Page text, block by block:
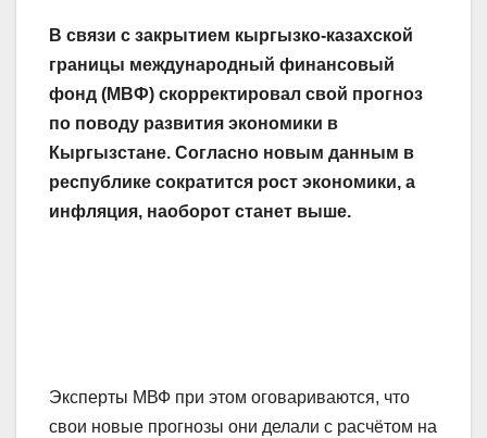
В связи с закрытием кыргызко-казахской
границы международный финансовый
фонд (МВФ) скорректировал свой прогноз
по поводу развития экономики в
Кыргызстане. Согласно новым данным в
республике сократится рост экономики, а
инфляция, наоборот станет выше.
Эксперты МВФ при этом оговариваются, что
свои новые прогнозы они делали с расчётом на